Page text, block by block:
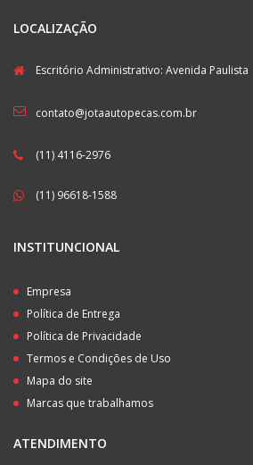
LOCALIZAÇÃO
Escritório Administrativo: Avenida Paulista
contato@jotaautopecas.com.br
(11) 4116-2976
(11) 96618-1588
INSTITUNCIONAL
Empresa
Política de Entrega
Política de Privacidade
Termos e Condições de Uso
Mapa do site
Marcas que trabalhamos
ATENDIMENTO